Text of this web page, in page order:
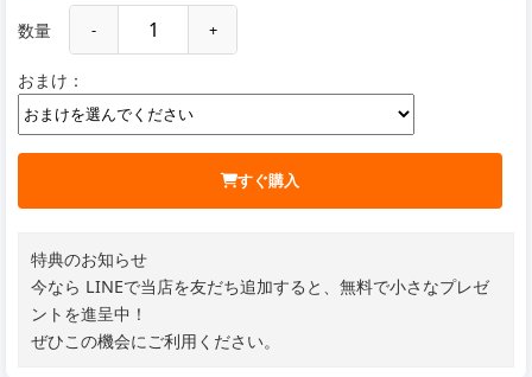
数量 - +
おまけ：
すぐ購入
特典のお知らせ
今なら LINEで当店を友だち追加すると、無料で小さなプレゼ
ントを進呈中！
ぜひこの機会にご利用ください。